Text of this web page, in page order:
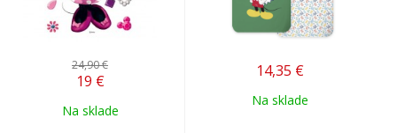
24,90 €
19 €
Na sklade
14,35 €
Na sklade